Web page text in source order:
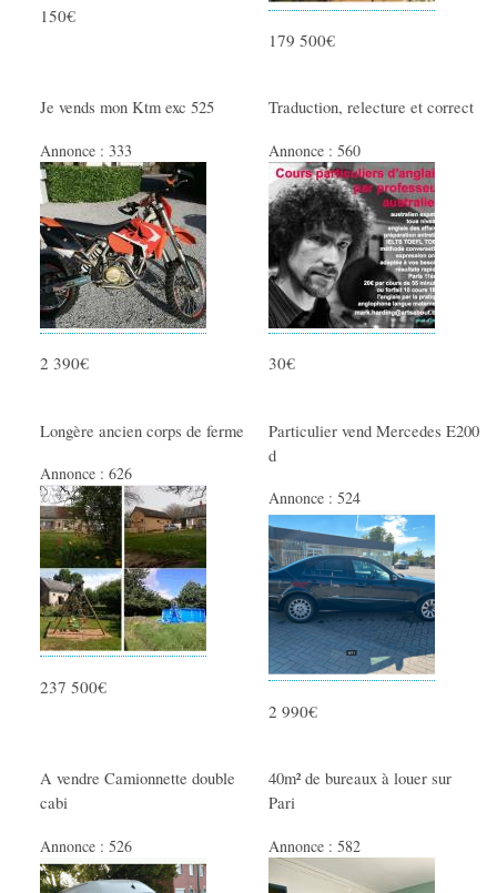
150€
179 500€
Je vends mon Ktm exc 525
Annonce : 333
2 390€
Traduction, relecture et correct
Annonce :560
30€
Longère ancien corps de ferme
Annonce : 626
237 500€
Particulier vend Mercedes E200
d
Annonce :524
2 990€
A vendre Camionnette double
cabi
Annonce : 526
40m² de bureaux à louer sur
Pari
Annonce :582